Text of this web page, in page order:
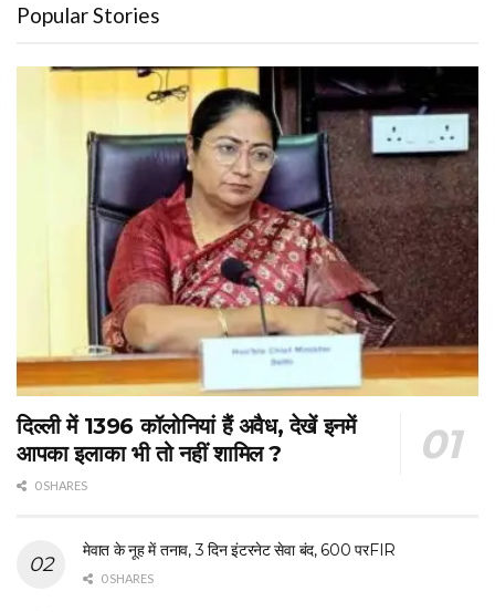
Popular Stories
दिल्ली में 1396 कॉलोनियां हैं अवैध, देखें इनमें
आपका इलाका भी तो नहीं शामिल ?
0 SHARES
मेवात के नूह में तनाव, 3 दिन इंटरनेट सेवा बंद, 600 परFIR
0 SHARES